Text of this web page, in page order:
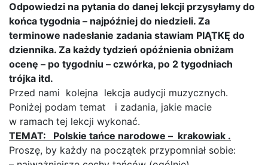
Odpowiedzi na pytania do danej lekcji przysyłamy do
końca tygodnia – najpóźniej do niedzieli. Za
terminowe nadesłanie zadania stawiam PIĄTKĘ do
dziennika. Za każdy tydzień opóźnienia obniżam
ocenę – po tygodniu – czwórka, po 2 tygodniach
trójka itd.
Przed nami kolejna lekcja audycji muzycznych.
Poniżej podam temat i zadania, jakie macie
w ramach tej lekcji wykonać.
TEMAT: Polskie tańce narodowe – krakowiak .
Proszę, by każdy na początek przypomniał sobie: